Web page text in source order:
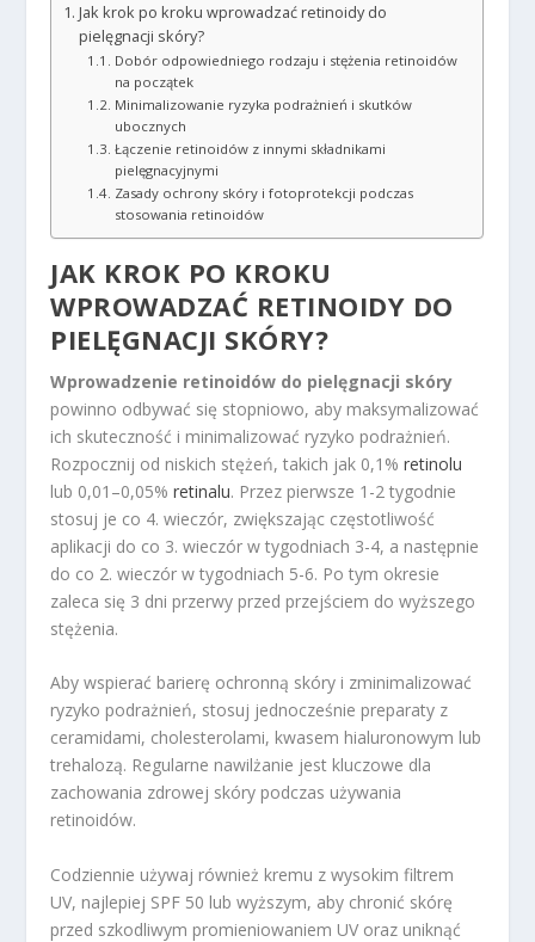
Jak krok po kroku wprowadzać retinoidy do
pielęgnacji skóry?
Dobór odpowiedniego rodzaju i stężenia retinoidów
na początek
Minimalizowanie ryzyka podrażnień i skutków
ubocznych
Łączenie retinoidów z innymi składnikami
pielęgnacyjnymi
Zasady ochrony skóry i fotoprotekcji podczas
stosowania retinoidów
JAK KROK PO KROKU
WPROWADZAĆ RETINOIDY DO
PIELĘGNACJI SKÓRY?
Wprowadzenie retinoidów do pielęgnacji skóry
powinno odbywać się stopniowo, aby maksymalizować
ich skuteczność i minimalizować ryzyko podrażnień.
Rozpocznij od niskich stężeń, takich jak 0,1%retinolu
lub 0,01–0,05%retinalu. Przez pierwsze 1-2 tygodnie
stosuj je co 4. wieczór, zwiększając częstotliwość
aplikacji do co 3. wieczór w tygodniach 3-4, a następnie
do co 2. wieczór w tygodniach 5-6. Po tym okresie
zaleca się 3 dni przerwy przed przejściem do wyższego
stężenia.
Aby wspierać barierę ochronną skóry i zminimalizować
ryzyko podrażnień, stosuj jednocześnie preparaty z
ceramidami, cholesterolami, kwasem hialuronowym lub
trehalozą. Regularne nawilżanie jest kluczowe dla
zachowania zdrowej skóry podczas używania
retinoidów.
Codziennie używaj również kremu z wysokim filtrem
UV, najlepiej SPF 50 lub wyższym, aby chronić skórę
przed szkodliwym promieniowaniem UV oraz uniknąć